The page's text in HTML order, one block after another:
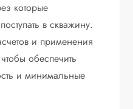
которые
в скважину.
и применения
обеспечить
и минимальные